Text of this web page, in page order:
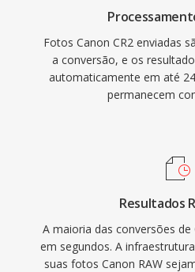
Fotos Canon CR2 enviadas
a conversão, e os
automaticamente em até
permanecem
Resultados
A maioria das conversões de
em segundos. A
suas fotos Canon RAW